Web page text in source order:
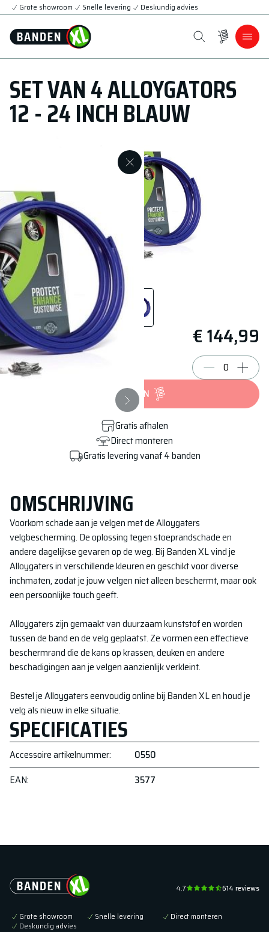
Grote showroom Snelle levering Deskundig advies
SET VAN 4 ALLOYGATORS
12 - 24 INCH BLAUW
€ 144,99
BESTELLEN
Gratis afhalen
Direct monteren
Gratis levering vanaf 4 banden
OMSCHRIJVING
Voorkom schade aan je velgen met de Alloygaters
velgbescherming. De oplossing tegen stoeprandschade en
andere dagelijkse gevaren op de weg. Bij Banden XL vind je
Alloygaters in verschillende kleuren en geschikt voor diverse
inchmaten, zodat je jouw velgen niet alleen beschermt, maar ook
een persoonlijke touch geeft.
Alloygaters zijn gemaakt van duurzaam kunststof en worden
tussen de band en de velg geplaatst. Ze vormen een effectieve
beschermrand die de kans op krassen, deuken en andere
beschadigingen aan je velgen aanzienlijk verkleint.
Bestel je Alloygaters eenvoudig online bij Banden XL en houd je
velg als nieuw in elke situatie.
SPECIFICATIES
Accessoire artikelnummer:
0550
EAN: 3577
4.7 614 reviews
Grote showroom Snelle levering
Direct monteren
Deskundig advies